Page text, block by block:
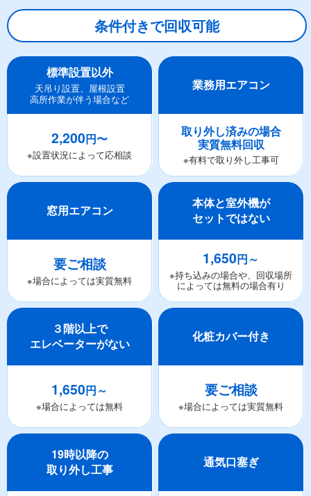
条件付きで回収可能
標準設置以外
天吊り設置、屋根設置
高所作業が伴う場合など
2,200円〜
※設置状況によって応相談
業務用エアコン
取り外し済みの場合
実質無料回収
※有料で取り外し工事可
窓用エアコン
要ご相談
※場合によっては実質無料
本体と室外機が
セットではない
1,650円～
※持ち込みの場合や、回収場所
によっては無料の場合有り
３階以上で
エレベーターがない
1,650円～
※場合によっては無料
化粧カバー付き
要ご相談
※場合によっては実質無料
19時以降の
取り外し工事
通気口塞ぎ